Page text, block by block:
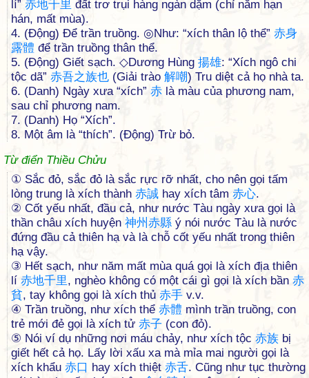
lí” 赤地千里 đất trơ trụi hàng ngàn dặm (chỉ năm hạn
hán, mất mùa).
4. (Động) Để trần truồng. ◎Như: “xích thân lộ thể” 赤身
露體 để trần truồng thân thể.
5. (Động) Giết sạch. ◇Dương Hùng 揚雄: “Xích ngô chi
tộc dã” 赤吾之族也 (Giải trào 解嘲) Tru diệt cả họ nhà ta.
6. (Danh) Ngày xưa “xích” 赤 là màu của phương nam,
sau chỉ phương nam.
7. (Danh) Họ “Xích”.
8. Một âm là “thích”. (Động) Trừ bỏ.
Từ điển Thiều Chửu
① Sắc đỏ, sắc đỏ là sắc rực rỡ nhất, cho nên gọi tấm
lòng trung là xích thành 赤誠 hay xích tâm 赤心.
② Cốt yếu nhất, đầu cả, như nước Tàu ngày xưa gọi là
thần châu xích huyện 神州 赤縣 ý nói nước Tàu là nước
đứng đầu cả thiên hạ và là chỗ cốt yếu nhất trong thiên
hạ vậy.
③ Hết sạch, như năm mất mùa quá gọi là xích địa thiên
lí 赤地千里, nghèo không có một cái gì gọi là xích bần 赤
貧, tay không gọi là xích thủ 赤手 v.v.
④ Trần truồng, như xích thể 赤體 mình trần truồng, con
trẻ mới đẻ gọi là xích tử 赤子 (con đỏ).
⑤ Nói ví dụ những nơi máu chảy, như xích tộc 赤族 bị
giết hết cả họ. Lấy lời xấu xa mà mỉa mai người gọi là
xích khẩu 赤口 hay xích thiệt 赤舌. Cũng như tục thường